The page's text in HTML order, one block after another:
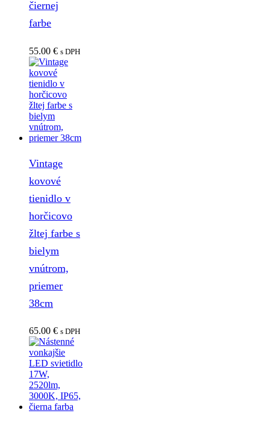
čiernej
farbe
55.00 € s DPH
Vintage
kovové
tienidlo v
horčicovo
žltej farbe s
bielym
vnútrom,
priemer
38cm
65.00 € s DPH